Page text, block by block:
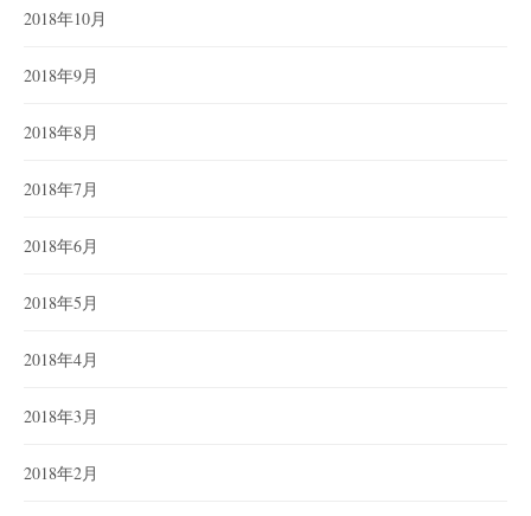
2018年10月
2018年9月
2018年8月
2018年7月
2018年6月
2018年5月
2018年4月
2018年3月
2018年2月